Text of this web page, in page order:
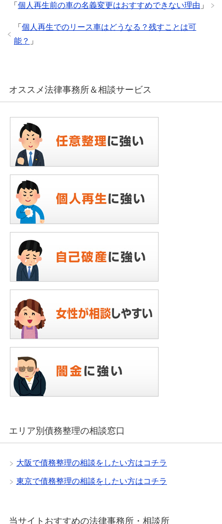
「 個人再生前の車の名義変更はおすすめできない理由 」
「 個人再生でのリース車はどうなる？残すことは可
能？ 」
オススメ法律事務所＆相談サービス
エリア別債務整理の相談窓口
大阪で債務整理の相談をしたい方はコチラ
東京で債務整理の相談をしたい方はコチラ
当サイトおすすめの法律事務所・相談所